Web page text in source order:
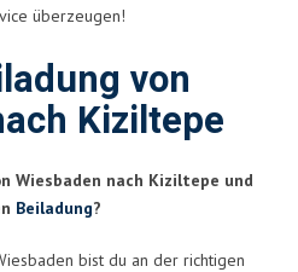
überzeugen!
von
Kiziltepe
Wiesbaden nach Kiziltepe und
Beiladung?
bist du an der richtigen